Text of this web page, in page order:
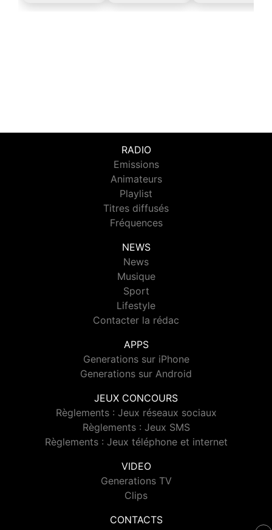
RADIO
Emissions
Animateurs
Playlist
Titres diffusés
Fréquences
NEWS
News
Musique
Sport
Lifestyle
Contacter la rédac
APPS
Generations sur iPhone
Generations sur Android
JEUX CONCOURS
Règlements : Jeux réseaux sociaux
Règlements : Jeux SMS
Règlements : Jeux téléphone et internet
VIDEO
Generations TV
Clips
CONTACTS